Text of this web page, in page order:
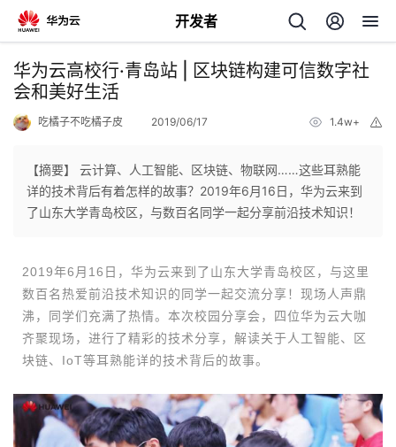
开发者
返
回
个
主
页
的
开
华为云高校行·青岛站 | 区块链构建可信数字社
会和美好生活
吃橘子不吃橘子皮 2019/06/17 1.4w+
【摘要】 云计算、人工智能、区块链、物联网……这些耳熟能
详的技术背后有着怎样的故事？2019年6月16日，华为云来到
了山东大学青岛校区，与数百名同学一起分享前沿技术知识！
2019年6月16日，华为云来到了山东大学青岛校区，与这里
数百名热爱前沿技术知识的同学一起交流分享！现场人声鼎
沸，同学们充满了热情。本次校园分享会，四位华为云大咖
齐聚现场，进行了精彩的技术分享，解读关于人工智能、区
块链、IoT等耳熟能详的技术背后的故事。